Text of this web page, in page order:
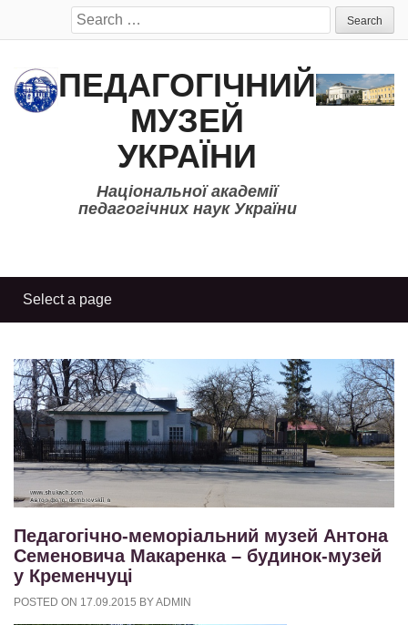
Search
for:
ПЕДАГОГІЧНИЙ
МУЗЕЙ
УКРАЇНИ
Національної академії
педагогічних наук України
Педагогічно-меморіальний музей Антона
Семеновича Макаренка – будинок-музей
у Кременчуці
POSTED ON 17.09.2015 BYADMIN